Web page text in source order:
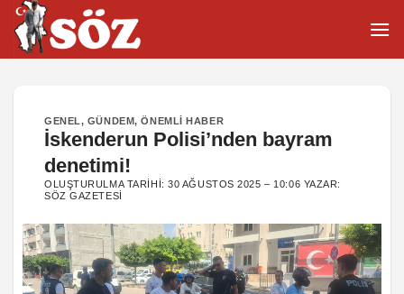
İçeriğe
atla
GENEL, GÜNDEM,ÖNEMLI HABER
İskenderun Polisi’nden bayram
denetimi!
OLUŞTURULMA TARIHI:30 AĞUSTOS 2025 – 10:06 YAZAR:
SÖZ GAZETESI